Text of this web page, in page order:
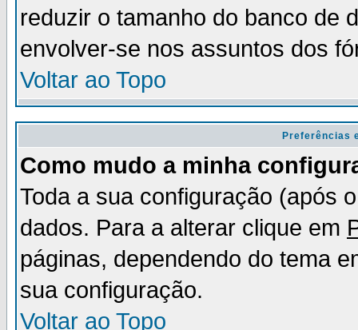
reduzir o tamanho do banco de
envolver-se nos assuntos dos
Voltar ao Topo
Preferências
Como mudo a minha
Toda a sua configuração (após
dados. Para a alterar clique em
páginas, dependendo do tema
sua configuração.
Voltar ao Topo